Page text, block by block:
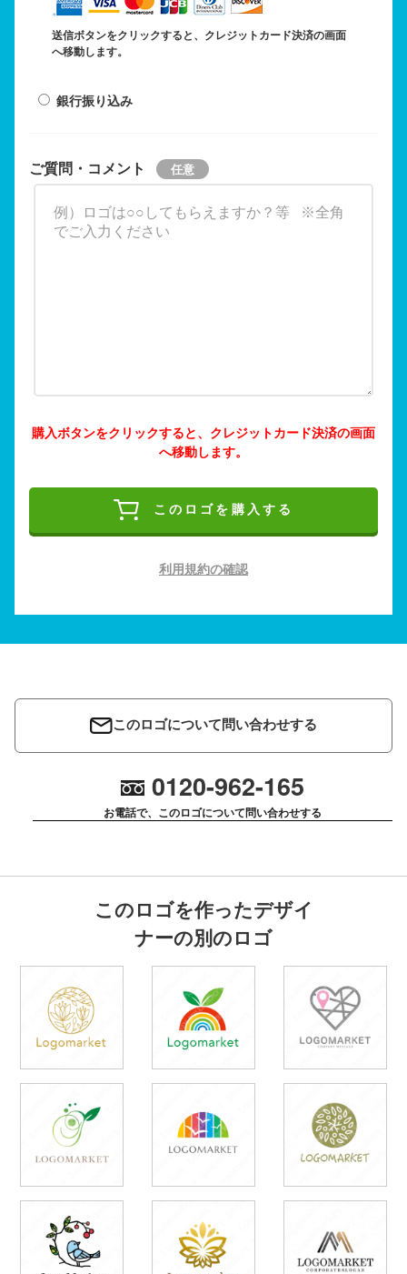
送信ボタンをクリックすると、クレジットカード決済の画面
へ移動します。
銀行振り込み
ご質問・コメント
購入ボタンをクリックすると、クレジットカード決済の画面
へ移動します。
このロゴを購入する
利用規約の確認
このロゴについて問い合わせする
0120-962-165
お電話で、このロゴについて問い合わせする
このロゴを作ったデザイ
ナーの別のロゴ